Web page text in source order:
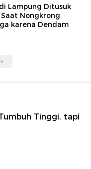
Lampung Ditusuk
Nongkrong
karena Dendam
Tinggi, tapi